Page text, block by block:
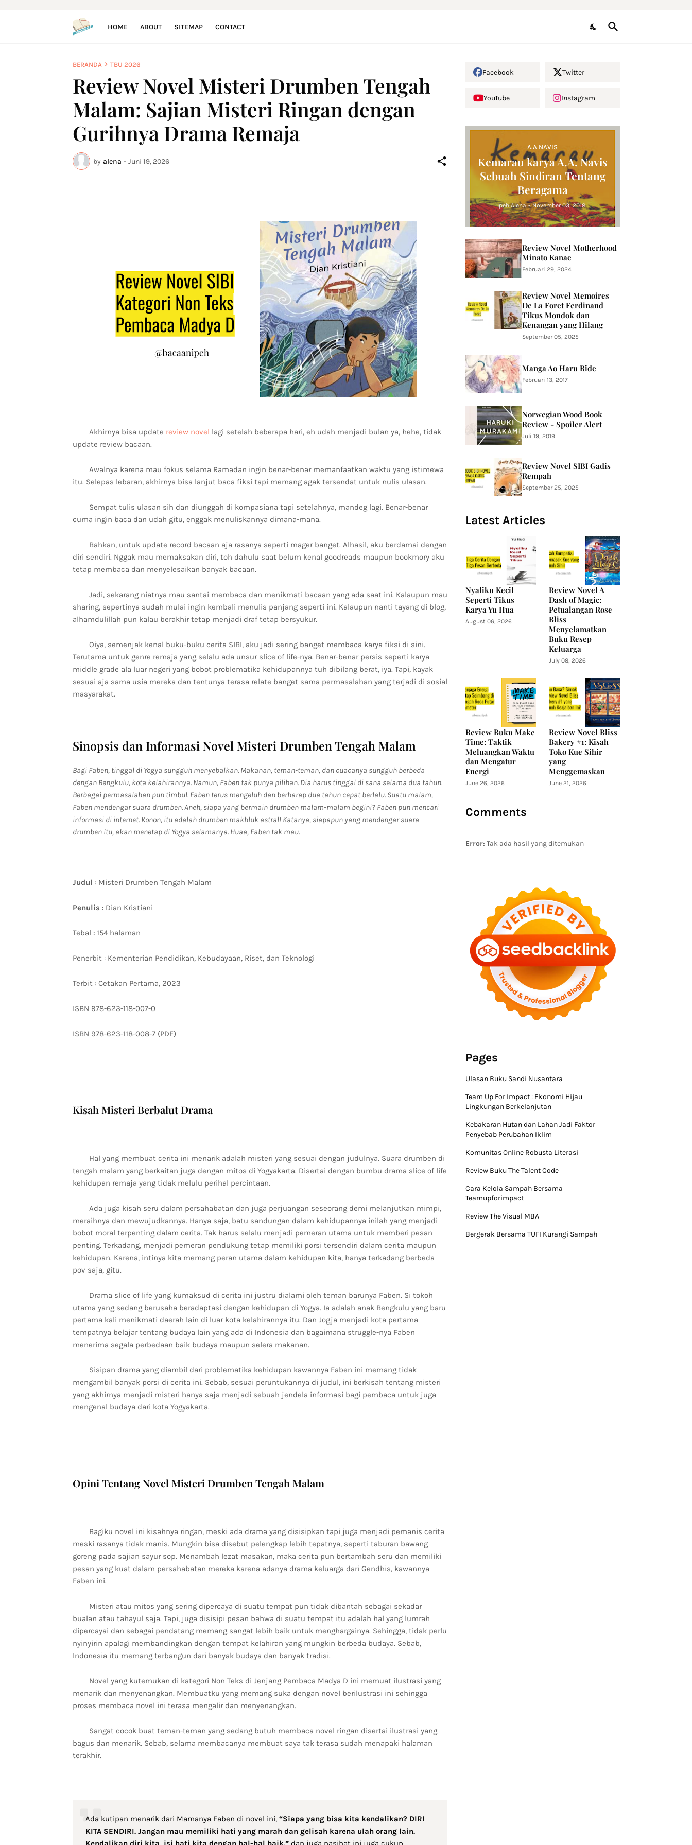
HOME ABOUT SITEMAP CONTACT
BERANDA TBU 2026
Review Novel Misteri Drumben Tengah
Malam: Sajian Misteri Ringan dengan
Gurihnya Drama Remaja
by alena - Juni 19, 2026
Akhirnya bisa update review novel lagi setelah beberapa hari, eh udah menjadi bulan ya, hehe, tidak
update review bacaan.
Awalnya karena mau fokus selama Ramadan ingin benar-benar memanfaatkan waktu yang istimewa
itu. Selepas lebaran, akhirnya bisa lanjut baca fiksi tapi memang agak tersendat untuk nulis ulasan.
Sempat tulis ulasan sih dan diunggah di kompasiana tapi setelahnya, mandeg lagi. Benar-benar
cuma ingin baca dan udah gitu, enggak menuliskannya dimana-mana.
Bahkan, untuk update record bacaan aja rasanya seperti mager banget. Alhasil, aku berdamai dengan
diri sendiri. Nggak mau memaksakan diri, toh dahulu saat belum kenal goodreads maupun bookmory aku
tetap membaca dan menyelesaikan banyak bacaan.
Jadi, sekarang niatnya mau santai membaca dan menikmati bacaan yang ada saat ini. Kalaupun mau
sharing, sepertinya sudah mulai ingin kembali menulis panjang seperti ini. Kalaupun nanti tayang di blog,
alhamdulillah pun kalau berakhir tetap menjadi draf tetap bersyukur.
Oiya, semenjak kenal buku-buku cerita SIBI, aku jadi sering banget membaca karya fiksi di sini.
Terutama untuk genre remaja yang selalu ada unsur slice of life-nya. Benar-benar persis seperti karya
middle grade ala luar negeri yang bobot problematika kehidupannya tuh dibilang berat, iya. Tapi, kayak
sesuai aja sama usia mereka dan tentunya terasa relate banget sama permasalahan yang terjadi di sosial
masyarakat.
Sinopsis dan Informasi Novel Misteri Drumben Tengah Malam
Bagi Faben, tinggal di Yogya sungguh menyebalkan. Makanan, teman-teman, dan cuacanya sungguh berbeda
dengan Bengkulu, kota kelahirannya. Namun, Faben tak punya pilihan. Dia harus tinggal di sana selama dua tahun.
Berbagai permasalahan pun timbul. Faben terus mengeluh dan berharap dua tahun cepat berlalu. Suatu malam,
Faben mendengar suara drumben. Aneh, siapa yang bermain drumben malam-malam begini? Faben pun mencari
informasi di internet. Konon, itu adalah drumben makhluk astral! Katanya, siapapun yang mendengar suara
drumben itu, akan menetap di Yogya selamanya. Huaa, Faben tak mau.
Judul : Misteri Drumben Tengah Malam
Penulis : Dian Kristiani
Tebal : 154 halaman
Penerbit : Kementerian Pendidikan, Kebudayaan, Riset, dan Teknologi
Terbit : Cetakan Pertama, 2023
ISBN 978-623-118-007-0
ISBN 978-623-118-008-7 (PDF)
Kisah Misteri Berbalut Drama
Hal yang membuat cerita ini menarik adalah misteri yang sesuai dengan judulnya. Suara drumben di
tengah malam yang berkaitan juga dengan mitos di Yogyakarta. Disertai dengan bumbu drama slice of life
kehidupan remaja yang tidak melulu perihal percintaan.
Ada juga kisah seru dalam persahabatan dan juga perjuangan seseorang demi melanjutkan mimpi,
meraihnya dan mewujudkannya. Hanya saja, batu sandungan dalam kehidupannya inilah yang menjadi
bobot moral terpenting dalam cerita. Tak harus selalu menjadi pemeran utama untuk memberi pesan
penting. Terkadang, menjadi pemeran pendukung tetap memiliki porsi tersendiri dalam cerita maupun
kehidupan. Karena, intinya kita memang peran utama dalam kehidupan kita, hanya terkadang berbeda
pov saja, gitu.
Drama slice of life yang kumaksud di cerita ini justru dialami oleh teman barunya Faben. Si tokoh
utama yang sedang berusaha beradaptasi dengan kehidupan di Yogya. Ia adalah anak Bengkulu yang baru
pertama kali menikmati daerah lain di luar kota kelahirannya itu. Dan Jogja menjadi kota pertama
tempatnya belajar tentang budaya lain yang ada di Indonesia dan bagaimana struggle-nya Faben
menerima segala perbedaan baik budaya maupun selera makanan.
Sisipan drama yang diambil dari problematika kehidupan kawannya Faben ini memang tidak
mengambil banyak porsi di cerita ini. Sebab, sesuai peruntukannya di judul, ini berkisah tentang misteri
yang akhirnya menjadi misteri hanya saja menjadi sebuah jendela informasi bagi pembaca untuk juga
mengenal budaya dari kota Yogyakarta.
Opini Tentang Novel Misteri Drumben Tengah Malam
Bagiku novel ini kisahnya ringan, meski ada drama yang disisipkan tapi juga menjadi pemanis cerita
meski rasanya tidak manis. Mungkin bisa disebut pelengkap lebih tepatnya, seperti taburan bawang
goreng pada sajian sayur sop. Menambah lezat masakan, maka cerita pun bertambah seru dan memiliki
pesan yang kuat dalam persahabatan mereka karena adanya drama keluarga dari Gendhis, kawannya
Faben ini.
Misteri atau mitos yang sering dipercaya di suatu tempat pun tidak dibantah sebagai sekadar
bualan atau tahayul saja. Tapi, juga disisipi pesan bahwa di suatu tempat itu adalah hal yang lumrah
dipercayai dan sebagai pendatang memang sangat lebih baik untuk menghargainya. Sehingga, tidak perlu
nyinyirin apalagi membandingkan dengan tempat kelahiran yang mungkin berbeda budaya. Sebab,
Indonesia itu memang terbangun dari banyak budaya dan banyak tradisi.
Novel yang kutemukan di kategori Non Teks di Jenjang Pembaca Madya D ini memuat ilustrasi yang
menarik dan menyenangkan. Membuatku yang memang suka dengan novel berilustrasi ini sehingga
proses membaca novel ini terasa mengalir dan menyenangkan.
Sangat cocok buat teman-teman yang sedang butuh membaca novel ringan disertai ilustrasi yang
bagus dan menarik. Sebab, selama membacanya membuat saya tak terasa sudah menapaki halaman
terakhir.
Ada kutipan menarik dari Mamanya Faben di novel ini, “Siapa yang bisa kita kendalikan? DIRI
KITA SENDIRI. Jangan mau memiliki hati yang marah dan gelisah karena ulah orang lain.
Facebook Twitter
YouTube Instagram
A.A NAVIS
Kemarau karya A.A. Navis
Sebuah Sindiran Tentang
Beragama
Ipeh Alena - November 03, 2018
Review Novel Motherhood
Minato Kanae
Februari 29, 2024
Review Novel Memoires
De La Foret Ferdinand
Tikus Mondok dan
Kenangan yang Hilang
September 05, 2025
Manga Ao Haru Ride
Februari 13, 2017
Norwegian Wood Book
Review - Spoiler Alert
Juli 19, 2019
Review Novel SIBI Gadis
Rempah
September 25, 2025
Latest Articles
Nyaliku Kecil
Seperti Tikus
Karya Yu Hua
August 06, 2026
Review Novel A
Dash of Magic:
Petualangan Rose
Bliss
Menyelamatkan
Buku Resep
Keluarga
July 08, 2026
Review Buku Make
Time: Taktik
Meluangkan Waktu
dan Mengatur
Energi
June 26, 2026
Review Novel Bliss
Bakery #1: Kisah
Toko Kue Sihir
yang
Menggemaskan
June 21, 2026
Comments
Error: Tak ada hasil yang ditemukan
Pages
Ulasan Buku Sandi Nusantara
Team Up For Impact : Ekonomi Hijau
Lingkungan Berkelanjutan
Kebakaran Hutan dan Lahan Jadi Faktor
Penyebab Perubahan Iklim
Komunitas Online Robusta Literasi
Review Buku The Talent Code
Cara Kelola Sampah Bersama
Teamupforimpact
Review The Visual MBA
Bergerak Bersama TUFI Kurangi Sampah